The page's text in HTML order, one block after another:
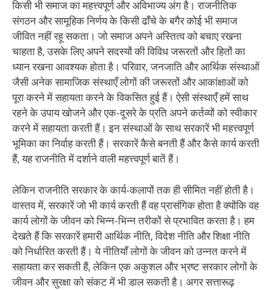
किसी भी समाज का महत्त्वपूर्ण और अविभाज्य अंग है। राजनीतिक
संगठन और सामूहिक निर्णय के किसी ढाँचे के बगैर कोई भी समाज
जीवित नहीं रहू सकता। जो समाज अपने अस्तित्व को बचाए रखना
चाहता है, उसके लिए अपने सदस्यों की विविध जरूरतों और हितों का
ध्यान रखना आवश्यक होता है। परिवार, जनजाति और आर्थिक संस्थाओं
जैसी अनेक सामाजिक संस्थाएँ लोगों की जरूरतों और आकांक्षाओं को
पूरा करने में सहायता करने के विकसित हुई हैं। ऐसी संस्थाएँ हमें साथ
रहने के उपाय खोजने और एक-दूसरे के प्रति अपने कर्तव्यों को स्वीकार
करने में सहायता करती हैं। इन संस्थाओं के साथ सरकारें भी महत्त्वपूर्ण
भूमिका का निर्वाह करती हैं। सरकारें कैसे बनती हैं और कैसे कार्य करती
हैं, यह राजनीति में दर्शाने वाली महत्त्वपूर्ण बातें हैं।
लेकिन राजनीति सरकार के कार्य-कलापों तक ही सीमित नहीं होती है।
वास्तव में, सरकारें जो भी कार्य करती हैं वह प्रासंगिक होता है क्योंकि वह
कार्य लोगों के जीवन को भिन्न-भिन्न तरीकों से प्रभावित करता है। हम
देखते हैं कि सरकारें हमारी आर्थिक नीति, विदेश नीति और शिक्षा नीति
को निर्धारित करती हैं। ये नीतियाँ लोगों के जीवन को उन्नत करने में
सहायता कर सकती हैं, लेकिन एक अकुशल और भ्रष्ट सरकार लोगों के
जीवन और सुरक्षा को संकट में भी डाल सकती है। अगर सत्तारूढ़